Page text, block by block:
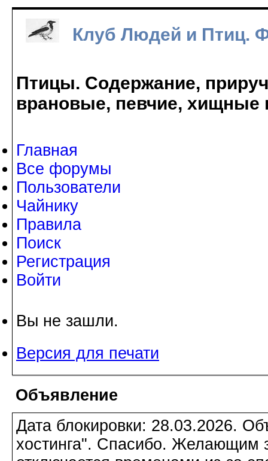
Клуб Людей и Птиц.
Птицы. Содержание,
врановые, певчие, хищные
Главная
Все форумы
Пользователи
Чайнику
Правила
Поиск
Регистрация
Войти
Вы не зашли.
Версия для печати
Объявление
Дата блокировки: 28.03.2026.
хостинга". Спасибо. Желающим